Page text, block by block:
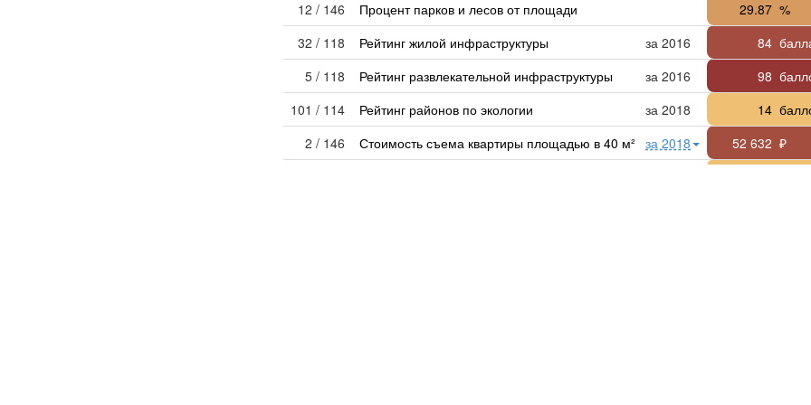
12 / 146
Процент парков и лесов от площади 29.87 %
32 / 118
Рейтинг жилой инфраструктуры за 2016 84
5 / 118
Рейтинг развлекательной инфраструктуры за 2016 98
101 / 114
Рейтинг районов по экологии за 2018 14
2 / 146
Стоимость съема квартиры площадью в 40 м² за 2018 52 632 ₽